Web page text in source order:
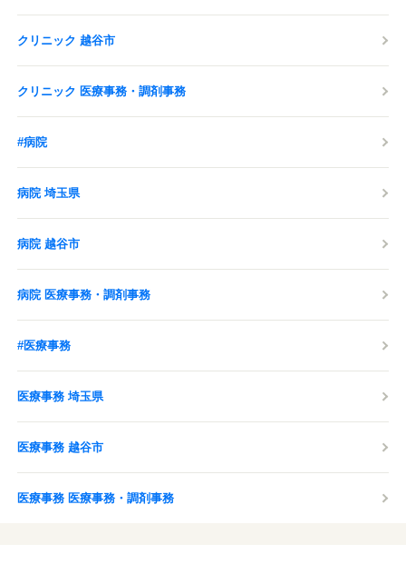
クリニック 越谷市
クリニック 医療事務・調剤事務
#病院
病院 埼玉県
病院 越谷市
病院 医療事務・調剤事務
#医療事務
医療事務 埼玉県
医療事務 越谷市
医療事務 医療事務・調剤事務